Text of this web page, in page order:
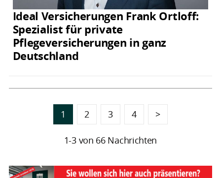
Ideal Versicherungen Frank Ortloff:
Spezialist für private
Pflegeversicherungen in ganz
Deutschland
1 2 3 4 >
1-3 von 66 Nachrichten